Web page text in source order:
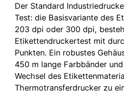
Der Standard
Test: die Basisvariante des
203 dpi oder 300 dpi,
Etikettendruckertest mit
Punkten. Ein robustes
450 m lange Farbbänder
Wechsel des
Thermotransferdrucker zu